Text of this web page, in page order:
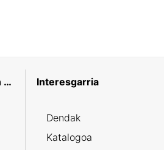
Kontratatzailearen profila Interesgarria
Dendak
Katalogoa